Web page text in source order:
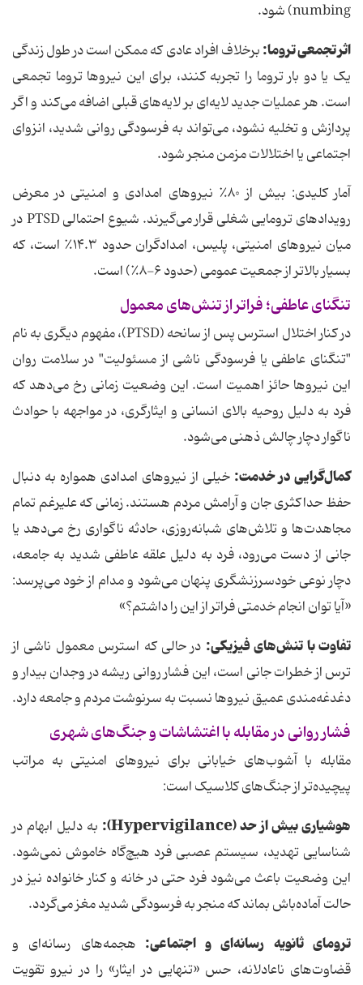
numbing) شود.
اثر تجمعی تروما:برخلاف افراد عادی که ممکن است در طول زندگی
یک یا دو بار تروما را تجربه کنند، برای این نیروها تروما تجمعی
است. هر عملیات جدید لایه‌ای بر لایه‌های قبلی اضافه می‌کند و اگر
پردازش و تخلیه نشود، می‌تواند به فرسودگی روانی شدید، انزوای
اجتماعی یا اختلالات مزمن منجر شود.
آمار کلیدی: بیش از ۸۰٪ نیروهای امدادی و امنیتی در معرض
رویدادهای ترومایی شغلی قرار می‌گیرند. شیوع احتمالی PTSD در
میان نیروهای امنیتی، پلیس، امدادگران حدود ۱۴.۳٪ است، که
بسیار بالاتر از جمعیت عمومی (حدود ۶-۸٪) است.
تنگنای عاطفی؛ فراتر از تنش‌های معمول
در کنار اختلال استرس پس از سانحه (PTSD)، مفهوم دیگری به نام
"تنگنای عاطفی یا فرسودگی ناشی از مسئولیت" در سلامت روان
این نیروها حائز اهمیت است. این وضعیت زمانی رخ می‌دهد که
فرد به دلیل روحیه بالای انسانی و ایثارگری، در مواجهه با حوادث
ناگوار دچار چالش ذهنی می‌شود.
کمال‌گرایی در خدمت: خیلی از نیروهای امدادی همواره به دنبال
حفظ حداکثری جان و آرامش مردم هستند. زمانی که علیرغم تمام
مجاهدت‌ها و تلاش‌های شبانه‌روزی، حادثه ناگواری رخ می‌دهد یا
جانی از دست می‌رود، فرد به دلیل علقه عاطفی شدید به جامعه،
دچار نوعی خودسرزنشگری پنهان می‌شود و مدام از خود می‌پرسد:
«آیا توان انجام خدمتی فراتر از این را داشتم؟»
تفاوت با تنش‌های فیزیکی: در حالی که استرس معمول ناشی از
ترس از خطرات جانی است، این فشار روانی ریشه در وجدان بیدار و
دغدغه‌مندی عمیق نیروها نسبت به سرنوشت مردم و جامعه دارد.
فشار روانی در مقابله با اغتشاشات و جنگ‌های شهری
مقابله با آشوب‌های خیابانی برای نیروهای امنیتی به مراتب
پیچیده‌تر از جنگ‌های کلاسیک است:
هوشیاری بیش از حد(Hypervigilance)
: به دلیل ابهام در
شناسایی تهدید، سیستم عصبی فرد هیچ‌گاه خاموش نمی‌شود.
این وضعیت باعث می‌شود فرد حتی در خانه و کنار خانواده نیز در
حالت آماده‌باش بماند که منجر به فرسودگی شدید مغز می‌گردد.
ترومای ثانویه رسانه‌ای و اجتماعی: هجمه‌های رسانه‌ای و
قضاوت‌های ناعادلانه، حس «تنهایی در ایثار» را در نیرو تقویت